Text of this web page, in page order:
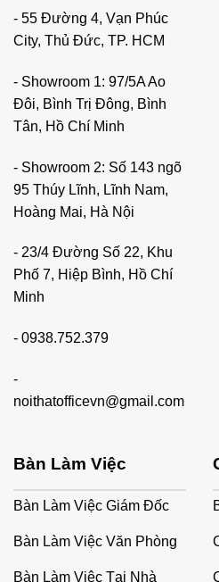
các công việc như xoa bóp, làm
chăm sóc sắc đẹp khác. Kỹ
chỉnh độ cao, độ nghiêng, và
massage.
Trải nghiệm khách hàng:
spa chất lượng sẽ làm tăng
của khách hàng, từ đó nâng
- 55 Đường 4, Vạn Phúc
City, Thủ Đức, TP. HCM
- Showroom 1: 97/5A Ao
Đôi, Bình Trị Đông, Bình
Tân, Hồ Chí Minh
- Showroom 2: Số 143 ngõ
95 Thúy Lĩnh, Lĩnh Nam,
Hoàng Mai, Hà Nội
- 23/4 Đường Số 22, Khu
Phố 7, Hiệp Bình, Hồ Chí
Minh
- 0938.752.379
-
noithatofficevn@gmail.com
Bàn Làm Việc
Bàn Làm Việc Giám Đốc
Bàn Làm Việc Văn Phòng
Bàn Làm Việc Tại Nhà